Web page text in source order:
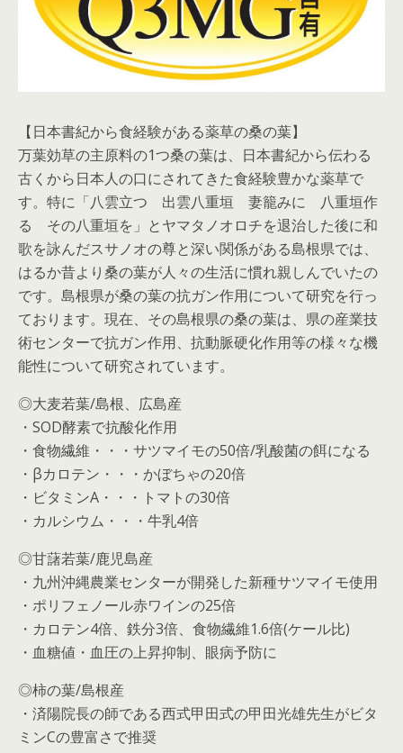
【日本書紀から食経験がある薬草の桑の葉】
万葉効草の主原料の1つ桑の葉は、日本書紀から伝わる
古くから日本人の口にされてきた食経験豊かな薬草で
す。特に「八雲立つ 出雲八重垣 妻籠みに 八重垣作
る その八重垣を」とヤマタノオロチを退治した後に和
歌を詠んだスサノオの尊と深い関係がある島根県では、
はるか昔より桑の葉が人々の生活に慣れ親しんでいたの
です。島根県が桑の葉の抗ガン作用について研究を行っ
ております。現在、その島根県の桑の葉は、県の産業技
術センターで抗ガン作用、抗動脈硬化作用等の様々な機
能性について研究されています。
◎大麦若葉/島根、広島産
・SOD酵素で抗酸化作用
・食物繊維・・・サツマイモの50倍/乳酸菌の餌になる
・βカロテン・・・かぼちゃの20倍
・ビタミンA・・・トマトの30倍
・カルシウム・・・牛乳4倍
◎甘藷若葉/鹿児島産
・九州沖縄農業センターが開発した新種サツマイモ使用
・ポリフェノール赤ワインの25倍
・カロテン4倍、鉄分3倍、食物繊維1.6倍(ケール比)
・血糖値・血圧の上昇抑制、眼病予防に
◎柿の葉/島根産
・済陽院長の師である西式甲田式の甲田光雄先生がビタ
ミンCの豊富さで推奨